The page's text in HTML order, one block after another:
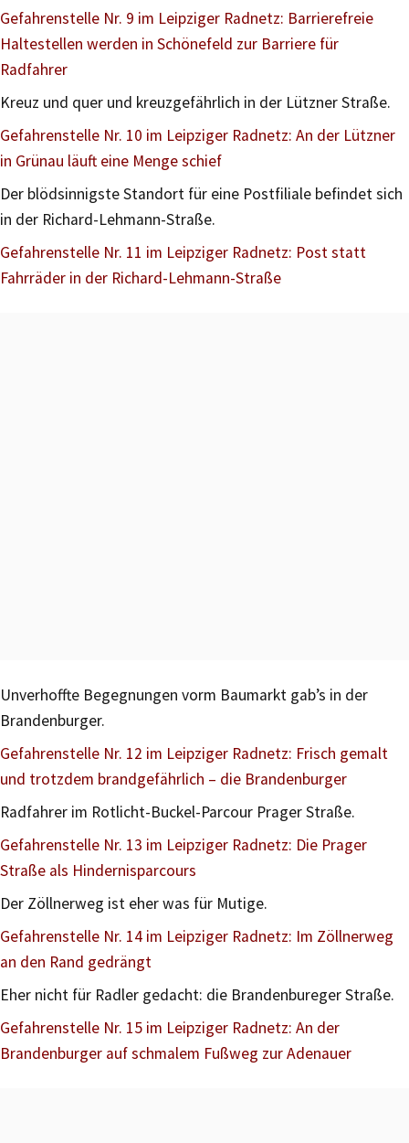
Gefahrenstelle Nr. 9 im Leipziger Radnetz: Barrierefreie
Haltestellen werden in Schönefeld zur Barriere für
Radfahrer
Kreuz und quer und kreuzgefährlich in der Lützner Straße.
Gefahrenstelle Nr. 10 im Leipziger Radnetz: An der Lützner
in Grünau läuft eine Menge schief
Der blödsinnigste Standort für eine Postfiliale befindet sich
in der Richard-Lehmann-Straße.
Gefahrenstelle Nr. 11 im Leipziger Radnetz: Post statt
Fahrräder in der Richard-Lehmann-Straße
Unverhoffte Begegnungen vorm Baumarkt gab’s in der
Brandenburger.
Gefahrenstelle Nr. 12 im Leipziger Radnetz: Frisch gemalt
und trotzdem brandgefährlich – die Brandenburger
Radfahrer im Rotlicht-Buckel-Parcour Prager Straße.
Gefahrenstelle Nr. 13 im Leipziger Radnetz: Die Prager
Straße als Hindernisparcours
Der Zöllnerweg ist eher was für Mutige.
Gefahrenstelle Nr. 14 im Leipziger Radnetz: Im Zöllnerweg
an den Rand gedrängt
Eher nicht für Radler gedacht: die Brandenbureger Straße.
Gefahrenstelle Nr. 15 im Leipziger Radnetz: An der
Brandenburger auf schmalem Fußweg zur Adenauer